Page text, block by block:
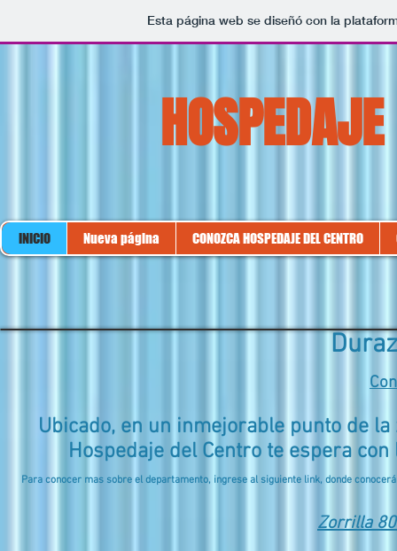
Esta página web se diseñó con la
INICIO Nueva página CONOZCA HOSPEDAJE DEL CENTRO
Ubicado, en un inmejorable punto de
Hospedaje del Centro te espera
Para conocer mas sobre el departamento, ingrese al siguiente link, donde
Zorrilla